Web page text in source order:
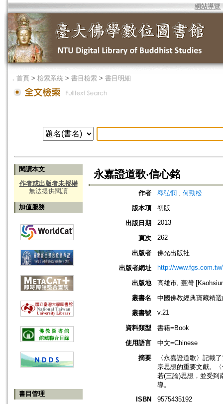
網站導覽
． 首頁 > 檢索系統 > 書目檢索 > 書目明細
閱讀本文
作者或出版者未授權
無法提供閱讀
加值服務
書目管理
永嘉證道歌‧信心銘
作者 釋弘憫 ; 何勁松
版本項
初版
出版日期
2013
頁次 262
出版者
佛光出版社
出版者網址
http://
出版地
高雄市, 臺灣
叢書名
中國佛教經典寶藏精
叢書號
v.21
資料類型
書籍=Book
使用語言
中文=Chinese
摘要
〈永嘉證道歌〉記載
宗思想的重要文獻。
若(三論)思想，並受到
導。
ISBN
9575435192